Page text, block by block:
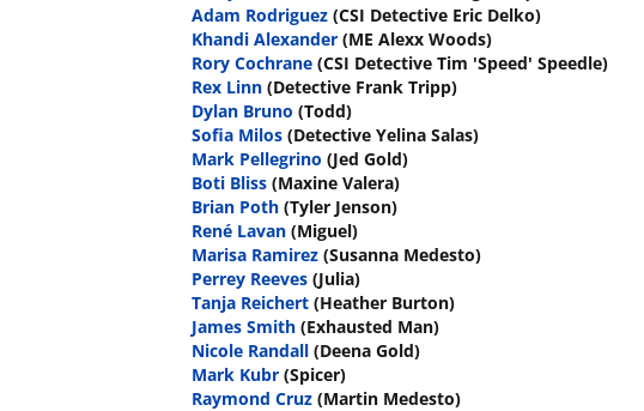
Adam Rodriguez (CSI Detective Eric Delko)
Khandi Alexander (ME Alexx Woods)
Rory Cochrane (CSI Detective Tim 'Speed' Speedle)
Rex Linn (Detective Frank Tripp)
Dylan Bruno (Todd)
Sofia Milos (Detective Yelina Salas)
Mark Pellegrino (Jed Gold)
Boti Bliss (Maxine Valera)
Brian Poth (Tyler Jenson)
René Lavan (Miguel)
Marisa Ramirez (Susanna Medesto)
Perrey Reeves (Julia)
Tanja Reichert (Heather Burton)
James Smith (Exhausted Man)
Nicole Randall (Deena Gold)
Mark Kubr (Spicer)
Raymond Cruz (Martin Medesto)